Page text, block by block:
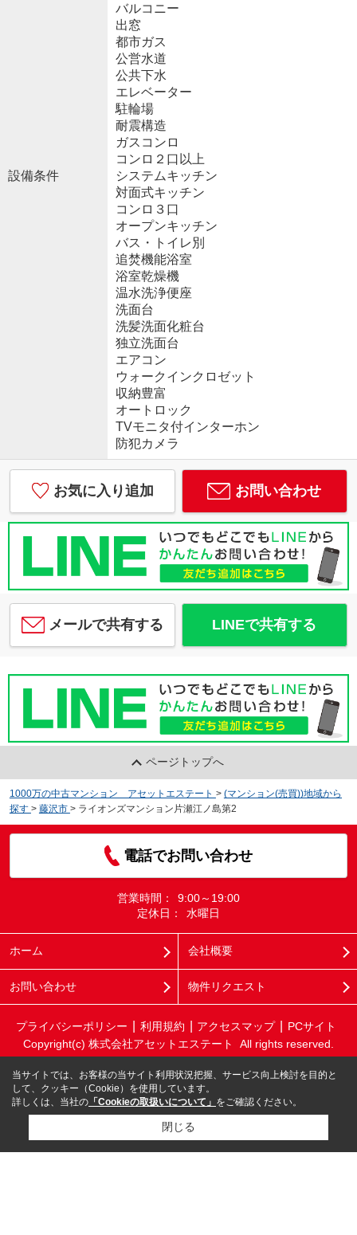
設備条件
バルコニー
出窓
都市ガス
公営水道
公共下水
エレベーター
駐輪場
耐震構造
ガスコンロ
コンロ２口以上
システムキッチン
対面式キッチン
コンロ３口
オープンキッチン
バス・トイレ別
追焚機能浴室
浴室乾燥機
温水洗浄便座
洗面台
洗髪洗面化粧台
独立洗面台
エアコン
ウォークインクロゼット
収納豊富
オートロック
TVモニタ付インターホン
防犯カメラ
お気に入り追加 お問い合わせ
メールで共有する LINEで共有する
ページトップへ
1000万の中古マンション アセットエステート > (マンション(売買))地域から
探す > 藤沢市 > ライオンズマンション片瀬江ノ島第2
電話でお問い合わせ
営業時間：
9:00～19:00
定休日：
水曜日
ホーム 会社概要
お問い合わせ 物件リクエスト
プライバシーポリシー 利用規約 アクセスマップ
PCサイト
Copyright(c) 株式会社アセットエステート All rights reserved.
当サイトでは、お客様の当サイト利用状況把握、サービス向上検討を目的と
して、クッキー（Cookie）を使用しています。
詳しくは、当社の 「Cookieの取扱いについて」 をご確認ください。
閉じる